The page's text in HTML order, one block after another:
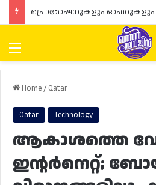
Menu
Home/ Qatar
Qatar Technology
ആകാശത്തെ
ഇന്റർനെറ്റ്;